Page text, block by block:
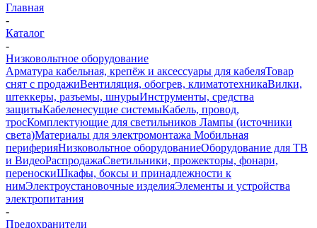
Главная
-
Каталог
-
Низковольтное оборудование
Арматура кабельная, крепёж и аксессуары для кабеляТовар
снят с продажиВентиляция, обогрев, климатотехникаВилки,
штеккеры, разъемы, шнурыИнструменты, средства
защитыКабеленесущие системыКабель, провод,
тросКомплектующие для светильников Лампы (источники
света)Материалы для электромонтажа Мобильная
периферияНизковольтное оборудованиеОборудование для ТВ
и ВидеоРаспродажаСветильники, прожекторы, фонари,
переноскиШкафы, боксы и принадлежности к
нимЭлектроустановочные изделияЭлементы и устройства
электропитания
-
Предохранители